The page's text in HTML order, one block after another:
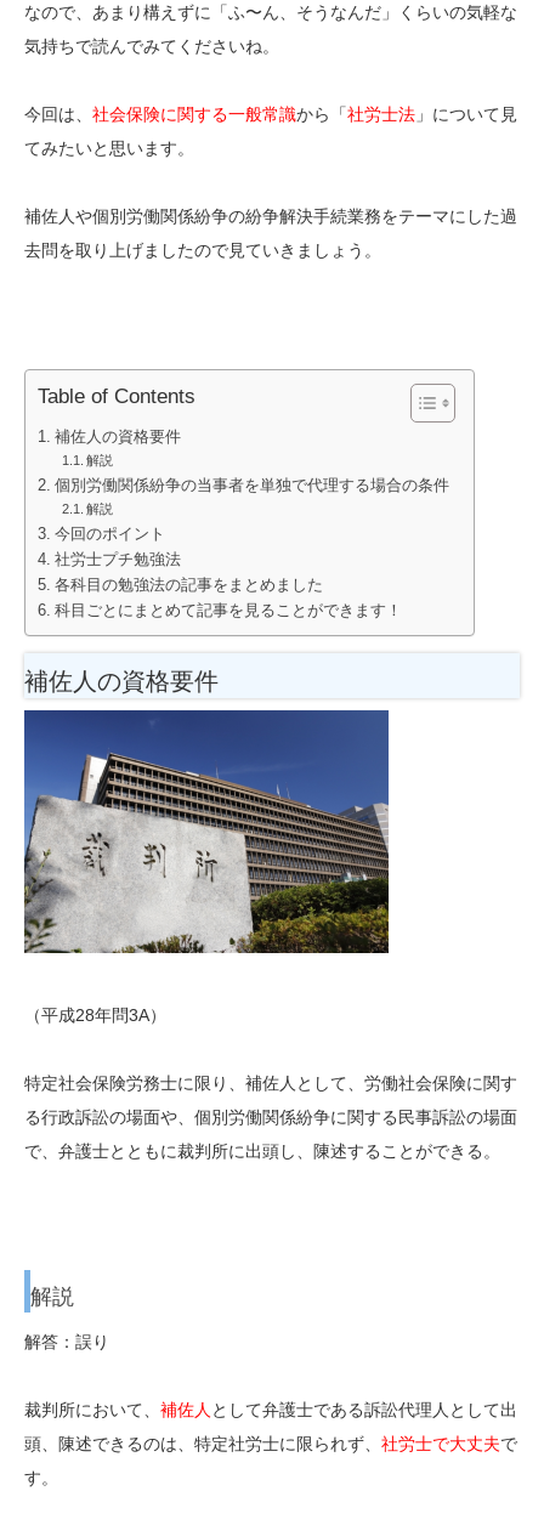
なので、あまり構えずに「ふ〜ん、そうなんだ」くらいの気軽な
気持ちで読んでみてくださいね。
今回は、 社会保険に関する一般常識から「社労士法 」について見
てみたいと思います。
補佐人や個別労働関係紛争の紛争解決手続業務をテーマにした過
去問を取り上げましたので見ていきましょう。
Table of Contents
補佐人の資格要件
解説
個別労働関係紛争の当事者を単独で代理する場合の条件
解説
今回のポイント
社労士プチ勉強法
各科目の勉強法の記事をまとめました
科目ごとにまとめて記事を見ることができます！
補佐人の資格要件
（平成28年問3A）
特定社会保険労務士に限り、補佐人として、労働社会保険に関す
る行政訴訟の場面や、個別労働関係紛争に関する民事訴訟の場面
で、弁護士とともに裁判所に出頭し、陳述することができる。
解説
解答：誤り
裁判所において、 補佐人 として弁護士である訴訟代理人として出
頭、陳述できるのは、特定社労士に限られず、 社労士で大丈夫で
す。